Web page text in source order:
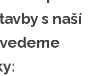
s naší